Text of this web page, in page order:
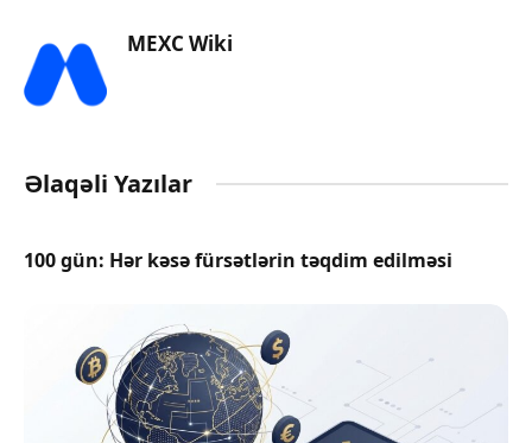
MEXC Wiki
Əlaqəli Yazılar
100 gün: Hər kəsə fürsətlərin təqdim edilməsi